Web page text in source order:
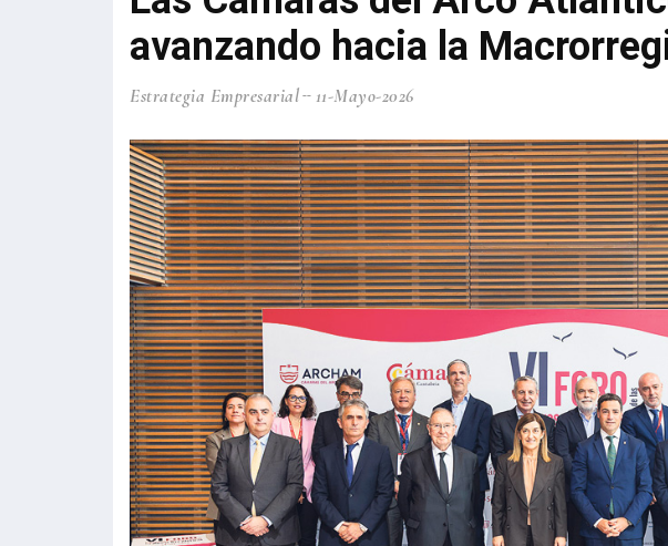
avanzando hacia la
Estrategia Empresarial 11-Mayo-2026